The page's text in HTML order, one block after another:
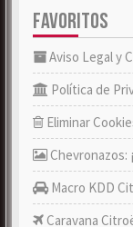
FAVORITOS
Aviso Legal y
Política de
Eliminar
Chevronazos:
Macro KDD
Caravana